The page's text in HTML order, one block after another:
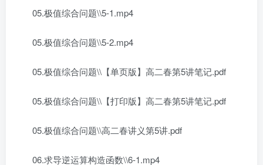
05.极值综合问题\\5-1.mp4
05.极值综合问题\\5-2.mp4
05.极值综合问题\\【单页版】高二春第5讲笔记.pdf
05.极值综合问题\\【打印版】高二春第5讲笔记.pdf
05.极值综合问题\\高二春讲义第5讲.pdf
06.求导逆运算构造函数\\6-1.mp4